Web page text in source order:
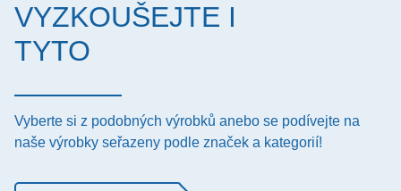
VYZKOUŠEJTE I
TYTO
Vyberte si z podobných výrobků anebo se podívejte na
naše výrobky seřazeny podle značek a kategorií!